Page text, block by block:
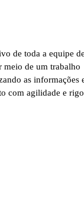
de toda a equipe
meio de um trabalho
as informações
com agilidade e